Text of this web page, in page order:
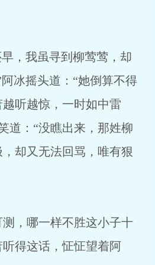
，我虽寻到柳莺莺，却
冰摇头道：“她倒算不得
听越惊，一时如中雷
道：“没瞧出来，那姓柳
却又无法回骂，唯有狠
，哪一样不胜这小子十
得这话，怔怔望着阿